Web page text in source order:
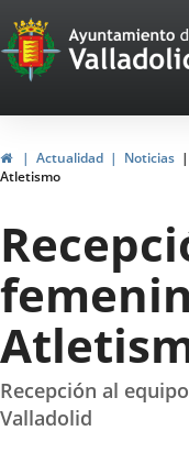
Portal
Web
del
de
Valladolid
HomeActualidad Noticias
Atletismo
Recepción al
Valladolid